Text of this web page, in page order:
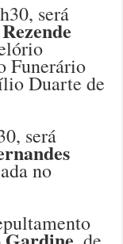
será
Funerário
Duarte de
será
no